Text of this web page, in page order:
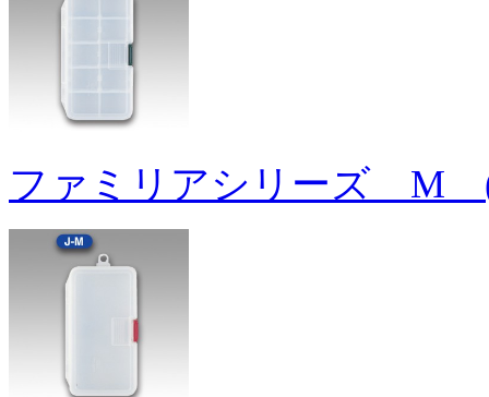
ファミリアシリーズ M